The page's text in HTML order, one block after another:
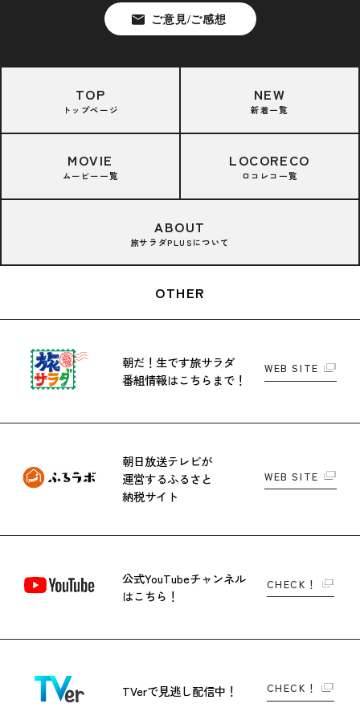
TOP
トップページ
NEW
新着一覧
MOVIE
ムービー一覧
LOCORECO
ロコレコ一覧
ABOUT
旅サラダPLUSについて
OTHER
朝だ！生です旅サラダ
番組情報はこちらまで！
WEB SITE
朝日放送テレビが
運営するふるさと
納税サイト
WEB SITE
公式YouTubeチャンネル
はこちら！
CHECK！
TVerで見逃し配信中！ CHECK！